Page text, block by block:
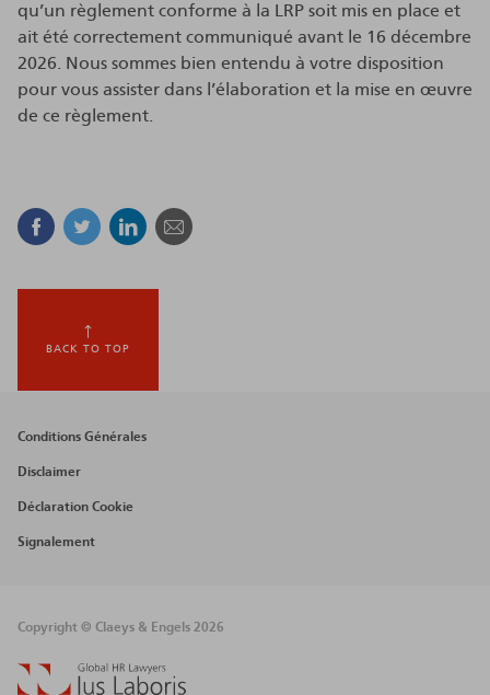
qu’un règlement conforme à la LRP soit mis en place et
ait été correctement communiqué avant le 16 décembre
2026. Nous sommes bien entendu à votre disposition
pour vous assister dans l’élaboration et la mise en œuvre
de ce règlement.
Facebook
TwitterLinkedinCourriel
BACK TO TOP
Footer
menu
Conditions Générales
Disclaimer
Déclaration Cookie
Signalement
Copyright © Claeys & Engels 2026